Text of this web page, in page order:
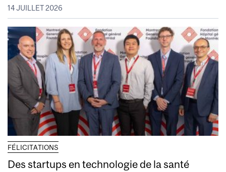
14 JUILLET 2026
FÉLICITATIONS
Des startups en technologie de la santé